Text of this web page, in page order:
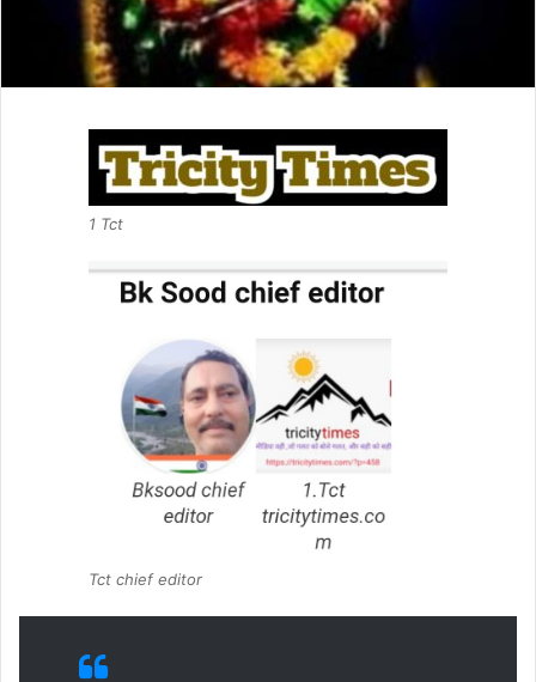
1 Tct
Tct chief editor